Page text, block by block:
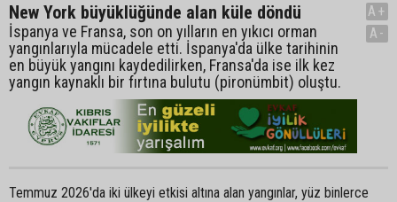
New York büyüklüğünde alan küle döndü
İspanya ve Fransa, son on yılların en yıkıcı orman
yangınlarıyla mücadele etti. İspanya'da ülke tarihinin
en büyük yangını kaydedilirken, Fransa'da ise ilk kez
yangın kaynaklı bir fırtına bulutu (pironümbit) oluştu.
A+
A-
Temmuz 2026'da iki ülkeyi etkisi altına alan yangınlar, yüz binlerce